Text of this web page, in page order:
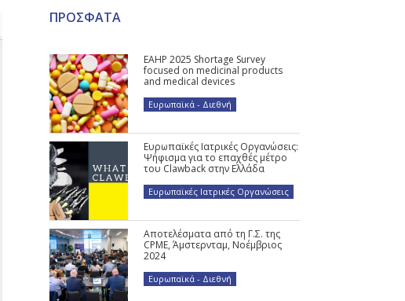
ΠΡΟΣΦΑΤΑ
EAHP 2025 Shortage Survey
focused on medicinal products
and medical devices
Ευρωπαϊκά - Διεθνή
Ευρωπαϊκές Ιατρικές Οργανώσεις:
Ψήφισμα για το επαχθές μέτρο
του Clawback στην Ελλάδα
Ευρωπαϊκές Ιατρικές Οργανώσεις
Αποτελέσματα από τη Γ.Σ. της
CPME, Άμστερνταμ, Νοέμβριος
2024
Ευρωπαϊκά - Διεθνή